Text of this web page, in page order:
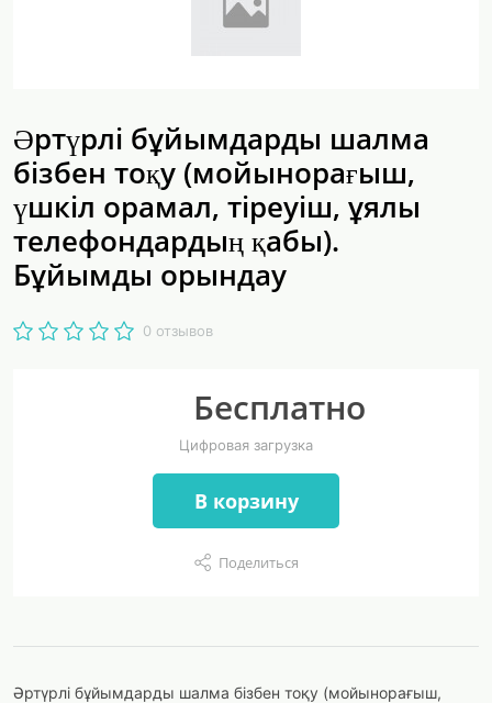
Әртүрлі бұйымдарды шалма
бізбен тоқу (мойынорағыш,
үшкіл орамал, тіреуіш, ұялы
телефондардың қабы).
Бұйымды орындау
0 отзывов
Бесплатно
Цифровая загрузка
В корзину
Поделиться
Әртүрлі бұйымдарды шалма бізбен тоқу (мойынорағыш,